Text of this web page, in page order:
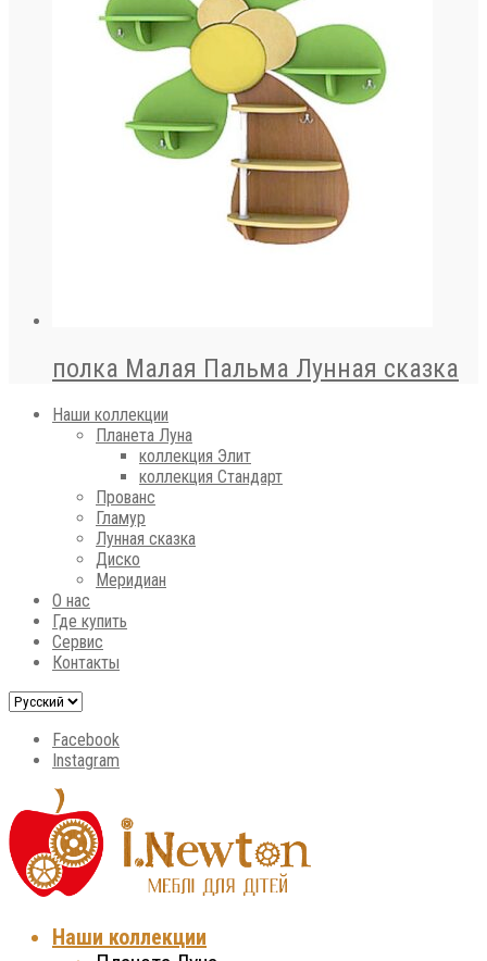
полка Малая Пальма Лунная сказка
Наши коллекции
Планета Луна
коллекция Элит
коллекция Стандарт
Прованс
Гламур
Лунная сказка
Диско
Меридиан
О нас
Где купить
Сервис
Контакты
Facebook
Instagram
Наши коллекции